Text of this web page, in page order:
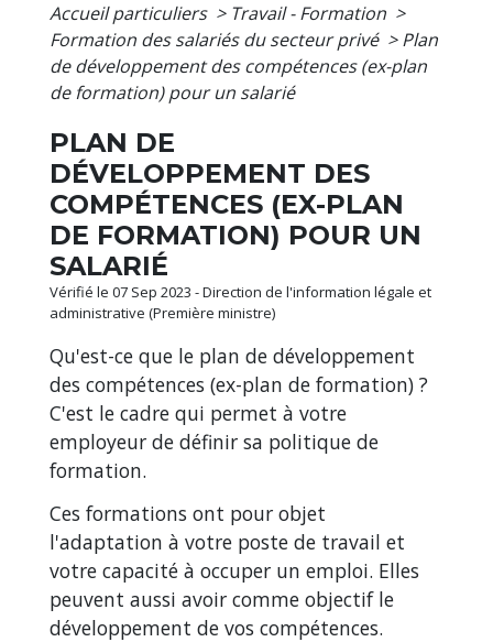
Accueil particuliers > Travail - Formation >
Formation des salariés du secteur privé > Plan
de développement des compétences (ex-plan
de formation) pour un salarié
PLAN DE
DÉVELOPPEMENT DES
COMPÉTENCES (EX-PLAN
DE FORMATION) POUR UN
SALARIÉ
Vérifié le 07 Sep 2023 - Direction de l'information légale et
administrative (Première ministre)
Qu'est-ce que le plan de développement
des compétences (ex-plan de formation) ?
C'est le cadre qui permet à votre
employeur de définir sa politique de
formation.
Ces formations ont pour objet
l'adaptation à votre poste de travail et
votre capacité à occuper un emploi. Elles
peuvent aussi avoir comme objectif le
développement de vos compétences.